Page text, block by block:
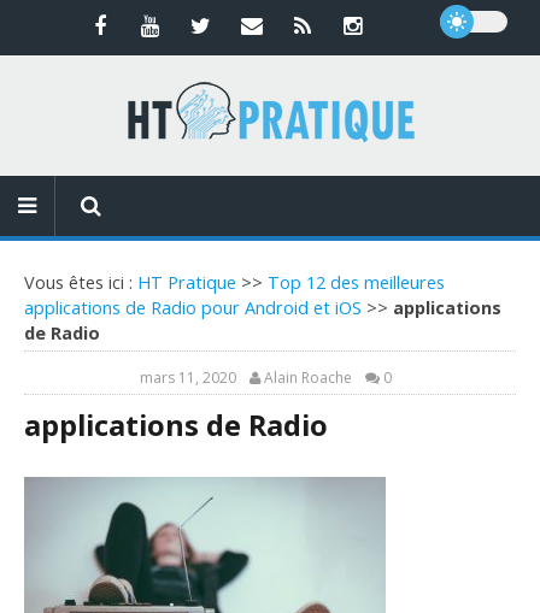
Vous êtes ici : HT Pratique >> Top 12 des meilleures
applications de Radio pour Android et iOS >> applications
de Radio
mars 11, 2020 Alain Roache 0
applications de Radio